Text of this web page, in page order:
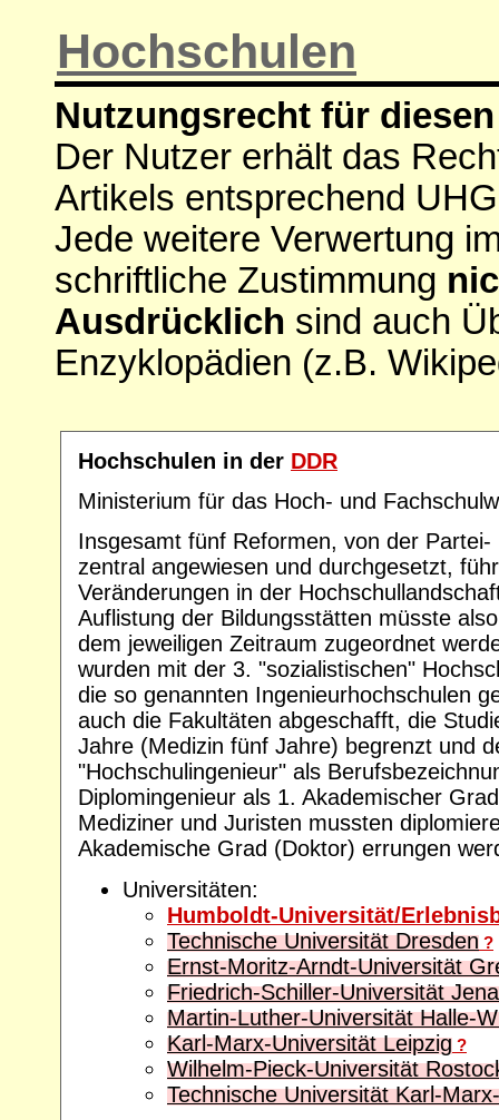
Hochschulen
Nutzungsrecht für
Der Nutzer erhält das
Artikels entsprechend
Jede weitere Verwertung
schriftliche Zustimmung
Ausdrücklich sind auch
Enzyklopädien (z.B.
Hochschulen in der DDR
Ministerium für das Hoch- und
Insgesamt fünf Reformen, von der
zentral angewiesen und durchgesetzt,
Veränderungen in der
Auflistung der Bildungsstätten müsste
dem jeweiligen Zeitraum zugeordnet
wurden mit der 3. "sozialistischen"
die so genannten Ingenieurhochschulen
auch die Fakultäten abgeschafft, die
Jahre (Medizin fünf Jahre) begrenzt und
"Hochschulingenieur" als
Diplomingenieur als 1. Akademischer
Mediziner und Juristen mussten
Akademische Grad (Doktor) errungen
Universitäten:
Humboldt-Universität/
Technische Universität Dresden ?
Ernst-Moritz-Arndt-Universität
Friedrich-Schiller-Universität Jena
Martin-Luther-Universität Halle-
Karl-Marx-Universität Leipzig ?
Wilhelm-Pieck-Universität
Technische Universität Karl-